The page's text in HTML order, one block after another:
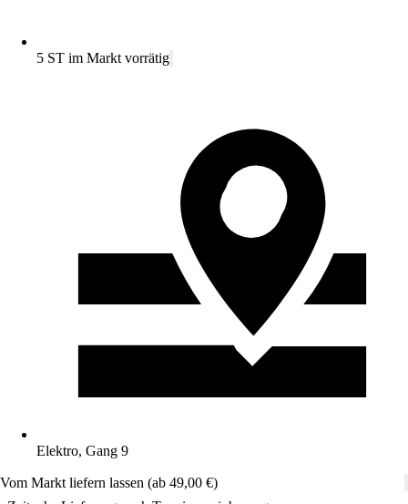
5 ST im Markt vorrätig
Elektro, Gang 9
Vom Markt liefern lassen (ab 49,00 €)